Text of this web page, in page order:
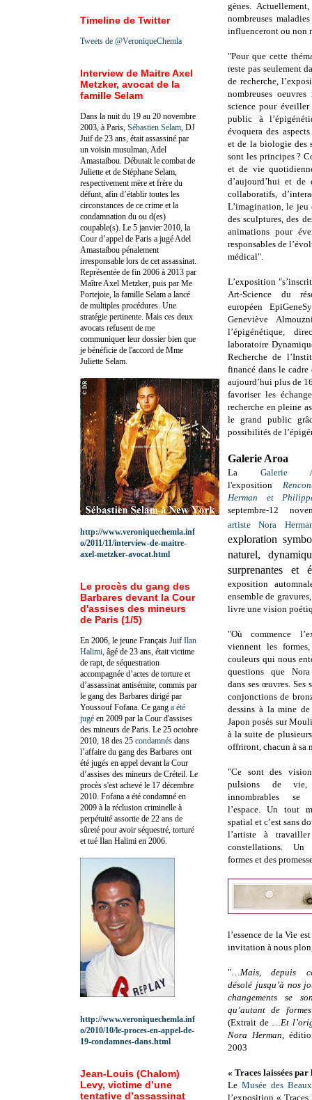
gènes.
nombreuses
influenceront ou non
"Pour que cette
reste pas seulement
de recherche,
nombreuses
science pour
public à
évoquera des
et de la biologie des
sont les principes ?
et de vie
d’aujourd’hui et
collaboratifs,
L’imagination, le jeu
des sculptures, des
animations pour
responsables de
médical".
L’exposition
Art-Science du
européen
Geneviève
l’épigénétique,
laboratoire
Recherche de
financé dans le cadre
aujourd’hui plus de
favoriser les
recherche en pleine
le grand public
possibilités de
Galerie Aroa
La Galerie
l'exposition
Herman et
septembre-12
artiste
Nora
exploration
naturel,
surprenantes et
exposition
ensemble de
livre une vision
"Où commence
viennent les
couleurs qui nous
questions que
dans ses œuvres. Ses
conjonctions de
dessins à la mine
Japon posés sur
à la suite de
offriront, chacun à sa
"Ce sont des
pulsions de vie,
innombrables se
l’espace. Un tout
spatial et c’est sans
l’artiste à
constellations. Un
formes et des
l’essence de la Vie
invitation à nous
"…Mais, depuis ce
désolé jusqu’à nos
changements se
qu’autant de
(Extrait de …Et
Nora Herman,
2003
« Traces laissées par
Le Musée des
l’exposition «
Timeline de Twitter
Tweets de @VeroniqueChemla
Interview de Maitre Axel
Metzker, avocat de la
famille Selam
Dans la nuit du 19 au 20 novembre
2003, à Paris, Sébastien Selam , DJ
Juif de 23 ans, était assassiné par
un voisin musulman, Adel
Amastaibou. Débutait le combat de
Juliette et de Stéphane Selam,
respectivement mère et frère du
défunt, afin d’établir toutes les
circonstances de ce crime et la
condamnation du ou d(es)
coupable(s). Le 5 janvier 2010, la
Cour d’appel de Paris a jugé Adel
Amastaibou pénalement
irresponsable lors de cet assassinat.
Représentée de fin 2006 à 2013 par
Maître Axel Metzker, puis par Me
Portejoie, la famille Selam a lancé
de multiples procédures. Une
stratégie pertinente. Mais ces deux
avocats refusent de me
communiquer leur dossier bien que
je bénéficie de l'accord de Mme
Juliette Selam.
http://www.veroniquechemla.inf
o/2011/11/interview-de-maitre-
axel-metzker-avocat.html
Le procès du gang des
Barbares devant la Cour
d'assises des mineurs
de Paris (1/5)
En 2006, le jeune Français Juif Ilan
Halimi, âgé de 23 ans, était victime
de rapt, de séquestration
accompagnée d’actes de torture et
d’assassinat antisémite, commis par
le gang des Barbares dirigé par
Youssouf Fofana. Ce gang a été
jugé en 2009 par la Cour d'assises
des mineurs de Paris. Le 25 octobre
2010, 18 des 25 condamnés dans
l’affaire du gang des Barbares ont
été jugés en appel devant la Cour
d’assises des mineurs de Créteil. Le
procès s'est achevé le 17 décembre
2010. Fofana a été condamné en
2009 à la réclusion criminelle à
perpétuité assortie de 22 ans de
sûreté pour avoir séquestré, torturé
et tué Ilan Halimi en 2006.
http://www.veroniquechemla.inf
o/2010/10/le-proces-en-appel-de-
19-condamnes-dans.html
Jean-Louis (Chalom)
Levy, victime d’une
tentative d’assassinat